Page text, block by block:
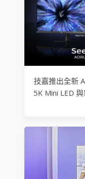
技嘉推出全新
5K Mini LED